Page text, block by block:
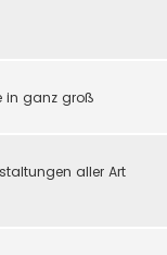
in ganz groß
aller Art